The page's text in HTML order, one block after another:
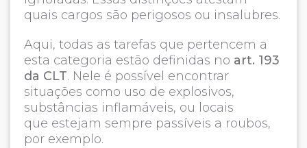
quais cargos são perigosos ou insalubres.
Aqui, todas as tarefas que pertencem a
esta categoria estão definidas no art. 193
da CLT. Nele é possível encontrar
situações como uso de explosivos,
substâncias inflamáveis, ou locais
que estejam sempre passíveis a roubos,
por exemplo.